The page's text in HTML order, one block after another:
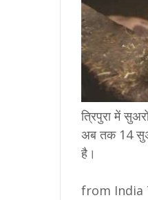
त्रिपुरा में
अब तक 14
है।
from India